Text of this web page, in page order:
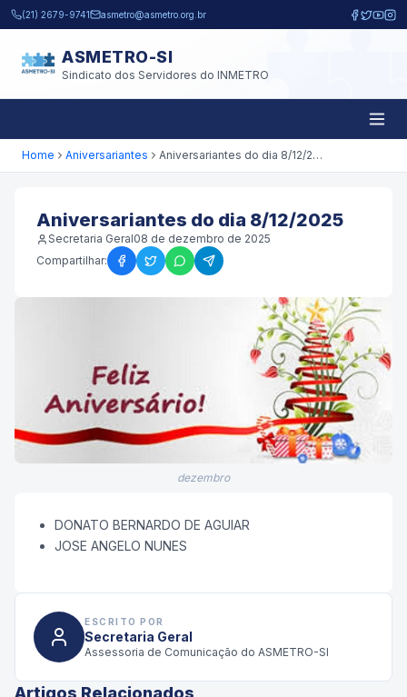
Pular para o conteúdo principal
(21) 2679-9741 asmetro@asmetro.org.br
ASMETRO-SI
Sindicato dos Servidores do INMETRO
Home Aniversariantes Aniversariantes do dia 8/12/2025
Aniversariantes do dia 8/12/2025
Secretaria Geral08 de dezembro de 2025
Compartilhar:
dezembro
DONATO BERNARDO DE AGUIAR
JOSE ANGELO NUNES
ESCRITO POR
Secretaria Geral
Assessoria de Comunicação do ASMETRO-SI